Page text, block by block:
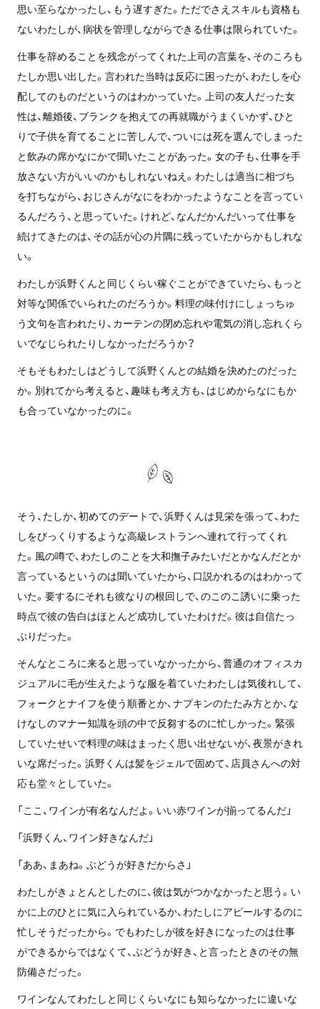
思い至らなかったし、もう遅すぎた。ただでさえスキルも資格も
ないわたしが、病状を管理しながらできる仕事は限られていた。
仕事を辞めることを残念がってくれた上司の言葉を、そのころも
たしか思い出した。言われた当時は反応に困ったが、わたしを心
配してのものだというのはわかっていた。上司の友人だった女
性は、離婚後、ブランクを抱えての再就職がうまくいかず、ひと
りで子供を育てることに苦しんで、ついには死を選んでしまった
と飲みの席かなにかで聞いたことがあった。女の子も、仕事を手
放さない方がいいのかもしれないねえ。わたしは適当に相づち
を打ちながら、おじさんがなにをわかったようなことを言ってい
るんだろう、と思っていた。けれど、なんだかんだいって仕事を
続けてきたのは、その話が心の片隅に残っていたからかもしれな
い。
わたしが浜野くんと同じくらい稼ぐことができていたら、もっと
対等な関係でいられたのだろうか。料理の味付けにしょっちゅ
う文句を言われたり、カーテンの閉め忘れや電気の消し忘れくら
いでなじられたりしなかっただろうか？
そもそもわたしはどうして浜野くんとの結婚を決めたのだった
か。別れてから考えると、趣味も考え方も、はじめからなにもか
も合っていなかったのに。
そう、たしか、初めてのデートで、浜野くんは見栄を張って、わた
しをびっくりするような高級レストランへ連れて行ってくれ
た。風の噂で、わたしのことを大和撫子みたいだとかなんだとか
言っているというのは聞いていたから、口説かれるのはわかって
いた。要するにそれも彼なりの根回しで、のこのこ誘いに乗った
時点で彼の告白はほとんど成功していたわけだ。彼は自信たっ
ぷりだった。
そんなところに来ると思っていなかったから、普通のオフィスカ
ジュアルに毛が生えたような服を着ていたわたしは気後れして、
フォークとナイフを使う順番とか、ナプキンのたたみ方とか、な
けなしのマナー知識を頭の中で反芻するのに忙しかった。緊張
していたせいで料理の味はまったく思い出せないが、夜景がきれ
いな席だった。浜野くんは髪をジェルで固めて、店員さんへの対
応も堂々としていた。
「ここ、ワインが有名なんだよ。いい赤ワインが揃ってるんだ」
「浜野くん、ワイン好きなんだ」
「ああ、まあね。ぶどうが好きだからさ」
わたしがきょとんとしたのに、彼は気がつかなかったと思う。い
かに上のひとに気に入られているか、わたしにアピールするのに
忙しそうだったから。でもわたしが彼を好きになったのは仕事
ができるからではなくて、ぶどうが好き、と言ったときのその無
防備さだった。
ワインなんてわたしと同じくらいなにも知らなかったに違いな